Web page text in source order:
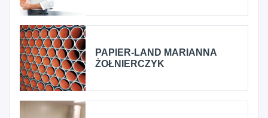
PAPIER-LAND MARIANNA
ŻOŁNIERCZYK